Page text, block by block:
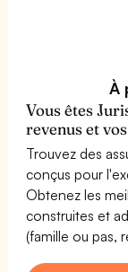
À
Vous êtes
revenus et
Trouvez des
conçus pour
Obtenez les
construites et
(famille ou pas,